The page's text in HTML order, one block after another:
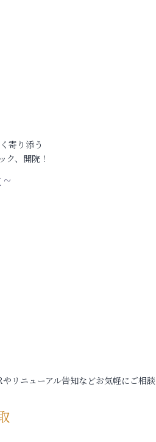
寄り添う
ク、開院！
リニューアル告知などお気軽にご相